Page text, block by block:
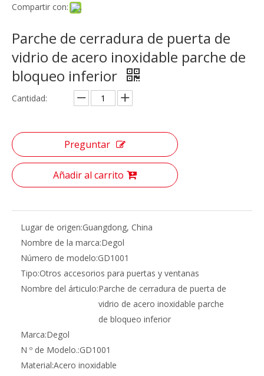
Compartir con:
Parche de cerradura de puerta de
vidrio de acero inoxidable parche de
bloqueo inferior
Cantidad:
Preguntar
Añadir al carrito
Lugar de origen:Guangdong, China
Nombre de la marca:Degol
Número de modelo:GD1001
Tipo:Otros accesorios para puertas y ventanas
Nombre del árticulo:Parche de cerradura de puerta de
vidrio de acero inoxidable parche
de bloqueo inferior
Marca:Degol
N º de Modelo.:GD1001
Material:Acero inoxidable